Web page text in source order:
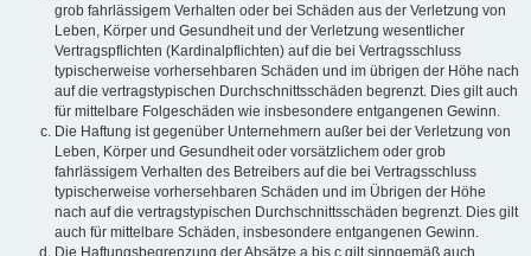
grob fahrlässigem Verhalten oder bei Schäden aus der Verletzung von
Leben, Körper und Gesundheit und der Verletzung wesentlicher
Vertragspflichten (Kardinalpflichten) auf die bei Vertragsschluss
typischerweise vorhersehbaren Schäden und im übrigen der Höhe nach
auf die vertragstypischen Durchschnittsschäden begrenzt. Dies gilt auch
für mittelbare Folgeschäden wie insbesondere entgangenen Gewinn.
Die Haftung ist gegenüber Unternehmern außer bei der Verletzung von
Leben, Körper und Gesundheit oder vorsätzlichem oder grob
fahrlässigem Verhalten des Betreibers auf die bei Vertragsschluss
typischerweise vorhersehbaren Schäden und im Übrigen der Höhe
nach auf die vertragstypischen Durchschnittsschäden begrenzt. Dies gilt
auch für mittelbare Schäden, insbesondere entgangenen Gewinn.
Die Haftungsbegrenzung der Absätze a bis c gilt sinngemäß auch